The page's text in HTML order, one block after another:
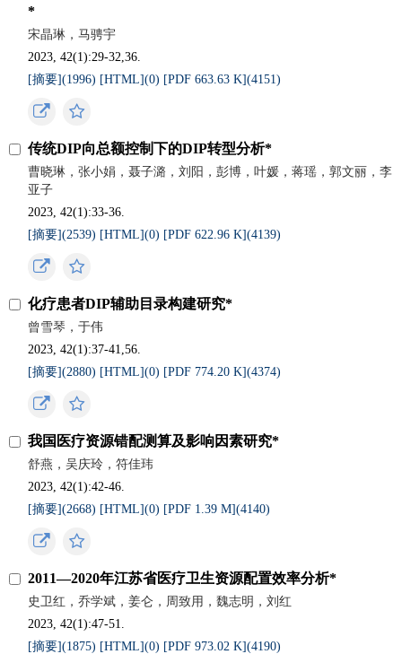
*
宋晶琳，马骋宇
2023, 42(1):29-32,36.
[摘要](1996) [HTML](0) [PDF 663.63 K](4151)
传统DIP向总额控制下的DIP转型分析*
曹晓琳，张小娟，聂子潞，刘阳，彭博，叶媛，蒋瑶，郭文丽，李
亚子
2023, 42(1):33-36.
[摘要](2539) [HTML](0) [PDF 622.96 K](4139)
化疗患者DIP辅助目录构建研究*
曾雪琴，于伟
2023, 42(1):37-41,56.
[摘要](2880) [HTML](0) [PDF 774.20 K](4374)
我国医疗资源错配测算及影响因素研究*
舒燕，吴庆玲，符佳玮
2023, 42(1):42-46.
[摘要](2668) [HTML](0) [PDF 1.39 M](4140)
2011—2020年江苏省医疗卫生资源配置效率分析*
史卫红，乔学斌，姜仑，周致用，魏志明，刘红
2023, 42(1):47-51.
[摘要](1875) [HTML](0) [PDF 973.02 K](4190)